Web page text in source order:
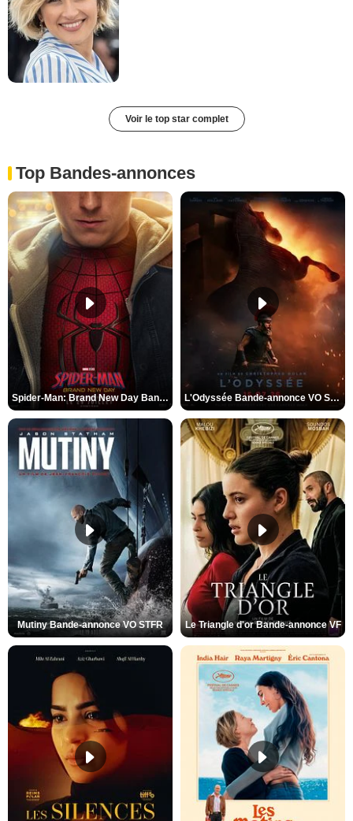
Voir le top star complet
Top Bandes-annonces
Spider-Man: Brand New Day Bande-annonce VO STFR L'Odyssée Bande-annonce VO STFR
Mutiny Bande-annonce VO STFR Le Triangle d'or Bande-annonce VF